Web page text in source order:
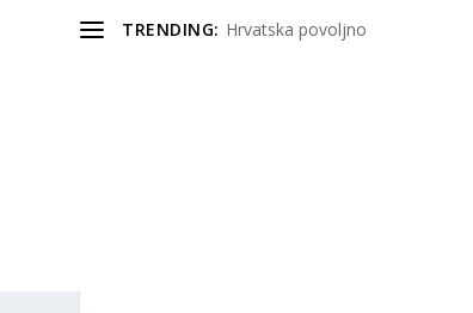
TRENDING: Hrvatska povoljno